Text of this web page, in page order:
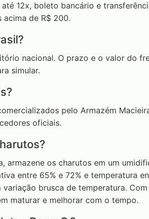
12x, boleto bancário e
de R$ 200.
nacional. O prazo e o valor do
simular.
pelo Armazém
oficiais.
armazene os charutos em um
entre 65% e 72% e temperatura
brusca de temperatura.
maturar e melhorar com o tempo.